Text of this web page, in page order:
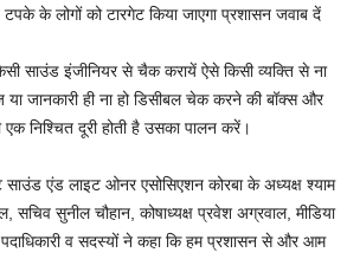
टपके के लोगों को टारगेट किया जाएगा प्रशासन जवाब दें
साउंड इंजीनियर से चैक करायें ऐसे किसी व्यक्ति से ना
जानकारी ही ना हो डिसीबल चेक करने की बॉक्स और
एक निश्चित दूरी होती है उसका पालन करें।
साउंड एंड लाइट ओनर एसोसिएशन कोरबा के अध्यक्ष श्याम
सचिव सुनील चौहान, कोषाध्यक्ष प्रवेश अग्रवाल, मीडिया
व सदस्यों ने कहा कि हम प्रशासन से और आम